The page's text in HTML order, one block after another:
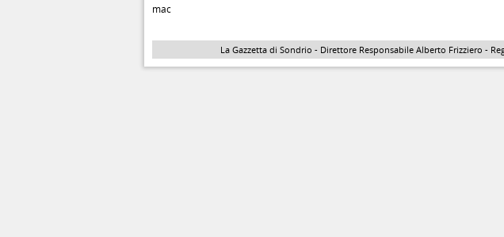
mac
La Gazzetta di Sondrio - Direttore Responsabile Alberto Frizziero -